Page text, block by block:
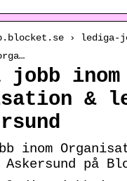
› lediga-
jobb inom
&
inom
på